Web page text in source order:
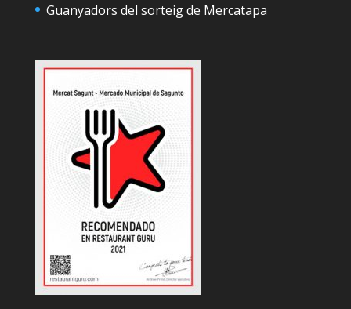
Guanyadors del sorteig de Mercatapa